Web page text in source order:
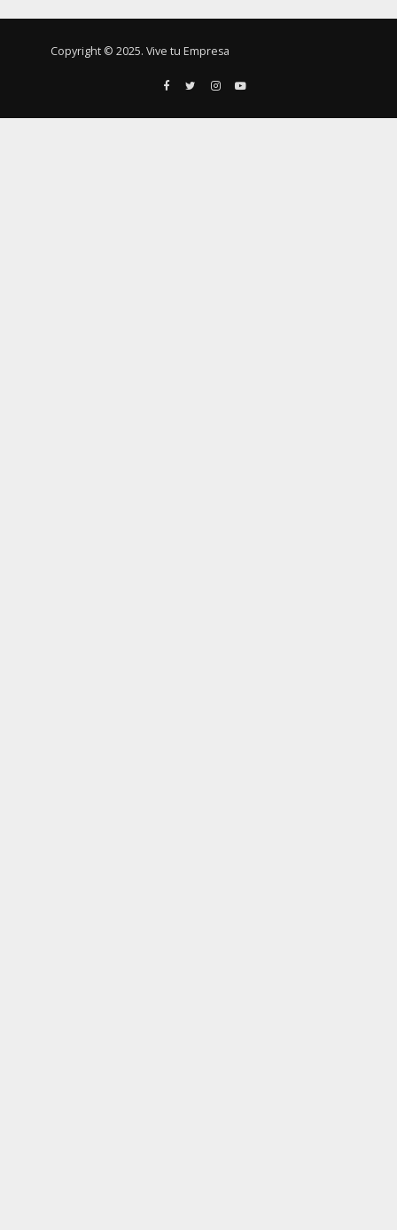
Copyright © 2025. Vive tu Empresa